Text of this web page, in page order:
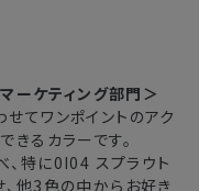
ーケティング部門＞
てワンポイントのアク
きるカラーです。
特に0I04 スプラウト
他3色の中からお好き